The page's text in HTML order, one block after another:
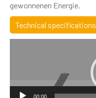
gewonnenen Energie.
Technical specifications
00:00